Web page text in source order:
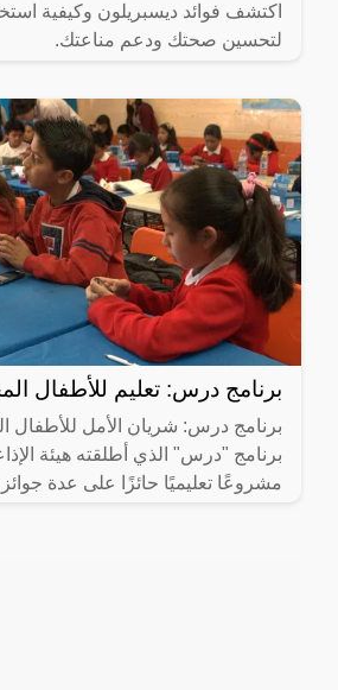
اكتشف فوائد ديسبريلون وكيفية
لتحسين صحتك ودعم مناعتك.
برنامج درس: تعليم للأطفال
برنامج درس: شريان الأمل للأطفال
مشروعًا تعليميًا حائزًا على عدة